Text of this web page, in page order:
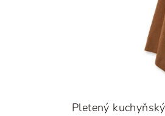
Pletený